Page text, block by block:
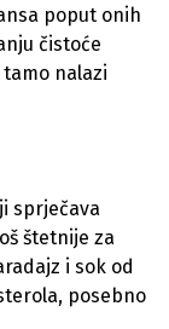
poput onih
čistoće
nalazi
sprječava
štetnije za
i sok od
posebno